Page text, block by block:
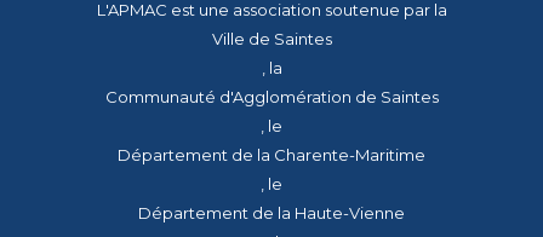
L'APMAC est une association soutenue par la
Ville de Saintes
, la
Communauté d'Agglomération de Saintes
, le
Département de la Charente-Maritime
, le
Département de la Haute-Vienne